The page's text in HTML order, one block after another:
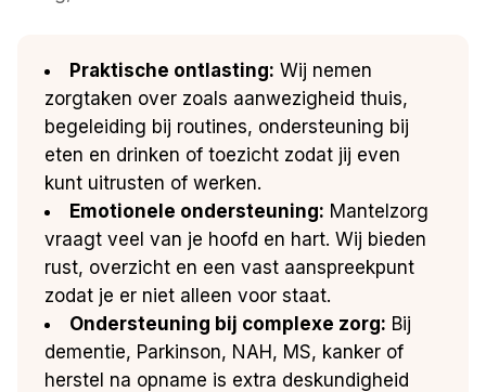
Praktische ontlasting: Wij nemen
zorgtaken over zoals aanwezigheid thuis,
begeleiding bij routines, ondersteuning bij
eten en drinken of toezicht zodat jij even
kunt uitrusten of werken.
Emotionele ondersteuning: Mantelzorg
vraagt veel van je hoofd en hart. Wij bieden
rust, overzicht en een vast aanspreekpunt
zodat je er niet alleen voor staat.
Ondersteuning bij complexe zorg: Bij
dementie, Parkinson, NAH, MS, kanker of
herstel na opname is extra deskundigheid